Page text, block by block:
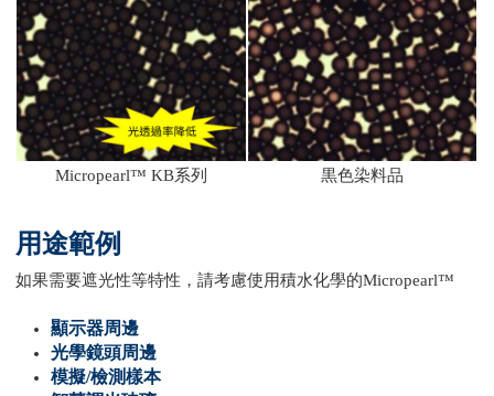
Micropearl™ KB系列 黒色染料品
用途範例
如果需要遮光性等特性，請考慮使用積水化學的Micropearl™
顯示器周邊
光學鏡頭周邊
模擬/檢測樣本